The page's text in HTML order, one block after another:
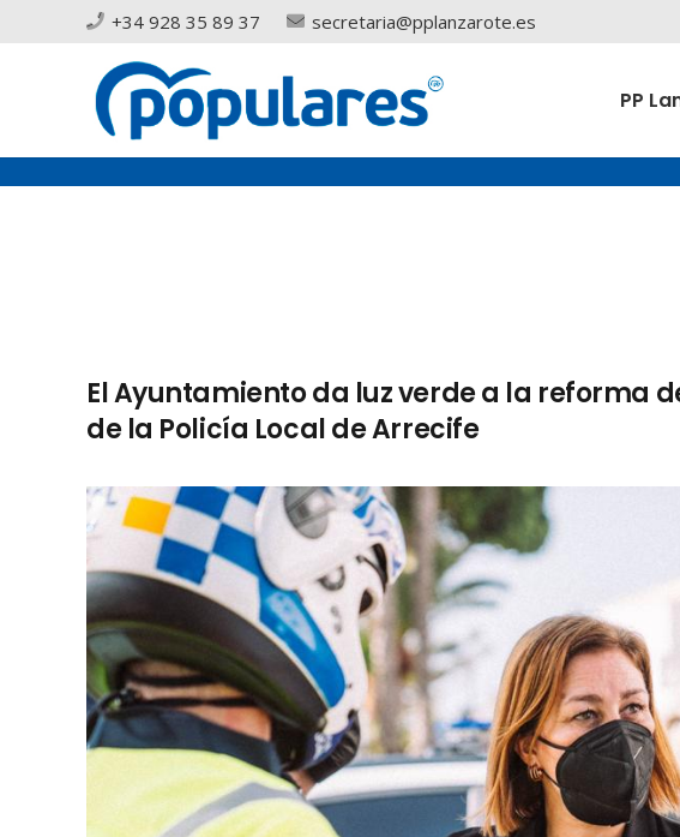
+34 928 35 89 37 secretaria@pplanzarote.es
PP
El Ayuntamiento da luz verde a la reforma
de la Policía Local de Arrecife